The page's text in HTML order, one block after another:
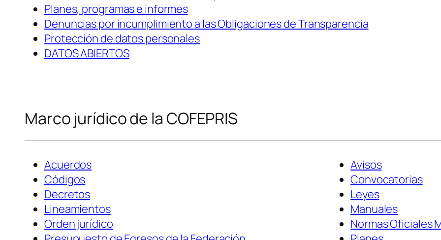
Planes, programas e informes
Denuncias por incumplimiento a las Obligaciones de Transparencia
Protección de datos personales
DATOS ABIERTOS
Marco jurídico de la COFEPRIS
Acuerdos
Códigos
Decretos
Lineamientos
Orden jurídico
Avisos
Convocatorias
Leyes
Manuales
Normas Oficiales